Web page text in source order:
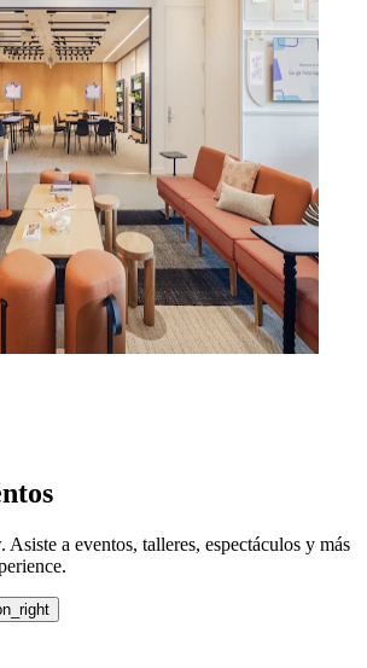
a eventos, talleres, espectáculos y más